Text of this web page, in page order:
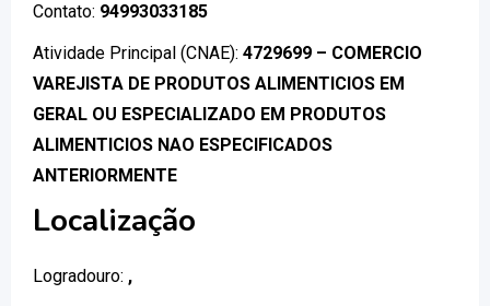
Contato: 94993033185
Atividade Principal (CNAE): 4729699 – COMERCIO
VAREJISTA DE PRODUTOS ALIMENTICIOS EM
GERAL OU ESPECIALIZADO EM PRODUTOS
ALIMENTICIOS NAO ESPECIFICADOS
ANTERIORMENTE
Localização
Logradouro: ,